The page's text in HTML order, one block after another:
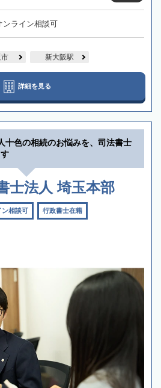
ンライン相談可
新大阪駅
詳細を見る
十色の相続のお悩みを、司法書士
士法人 埼玉本部
ン相談可 行政書士在籍